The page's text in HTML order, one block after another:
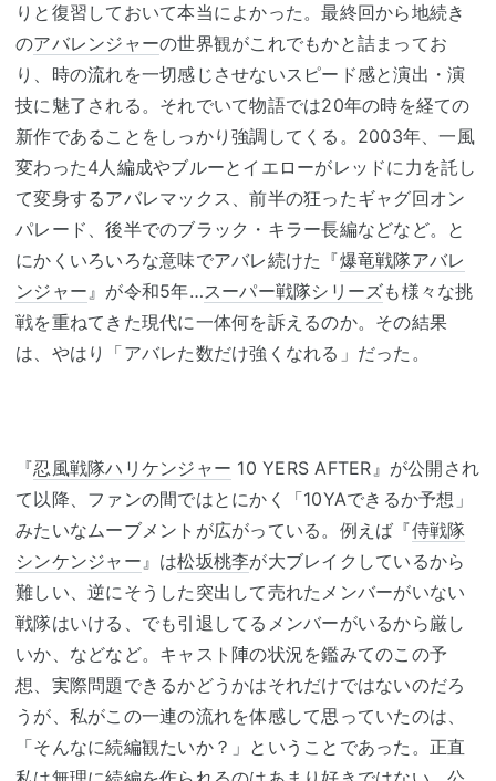
りと復習しておいて本当によかった。最終回から地続き
のアバレンジャーの世界観がこれでもかと詰まってお
り、時の流れを一切感じさせないスピード感と演出・演
技に魅了される。それでいて物語では20年の時を経ての
新作であることをしっかり強調してくる。2003年、一風
変わった4人編成やブルーとイエローがレッドに力を託し
て変身するアバレマックス、前半の狂ったギャグ回オン
パレード、後半でのブラック・キラー長編などなど。と
にかくいろいろな意味でアバレ続けた『爆竜戦隊アバレ
ンジャー』が令和5年…スーパー戦隊シリーズも様々な挑
戦を重ねてきた現代に一体何を訴えるのか。その結果
は、やはり「アバレた数だけ強くなれる」だった。
『忍風戦隊ハリケンジャー 10 YERS AFTER』が公開され
て以降、ファンの間ではとにかく「10YAできるか予想」
みたいなムーブメントが広がっている。例えば『侍戦隊
シンケンジャー』は松坂桃李が大ブレイクしているから
難しい、逆にそうした突出して売れたメンバーがいない
戦隊はいける、でも引退してるメンバーがいるから厳し
いか、などなど。キャスト陣の状況を鑑みてのこの予
想、実際問題できるかどうかはそれだけではないのだろ
うが、私がこの一連の流れを体感して思っていたのは、
「そんなに続編観たいか？」ということであった。正直